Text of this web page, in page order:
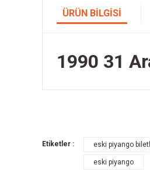
ÜRÜN BILGISI
1990 31
Ürün resmi kalitesiz,
Ürün açıklamasında
Etiketler : eski piyango
eski piyango